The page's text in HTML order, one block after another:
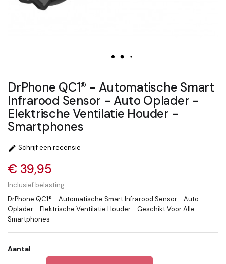
DrPhone QC1® - Automatische Smart
Infrarood Sensor - Auto Oplader -
Elektrische Ventilatie Houder -
Smartphones
 Schrijf een recensie
€ 39,95
Inclusief belasting
DrPhone QC1® - Automatische Smart Infrarood Sensor - Auto
Oplader - Elektrische Ventilatie Houder - Geschikt Voor Alle
Smartphones
Aantal